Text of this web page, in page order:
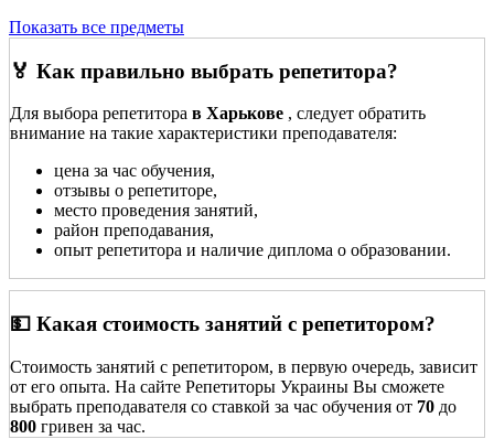
Показать все предметы
🏅 Как правильно выбрать репетитора?
Для выбора репетитора в Харькове , следует обратить
внимание на такие характеристики преподавателя:
цена за час обучения,
отзывы о репетиторе,
место проведения занятий,
район преподавания,
опыт репетитора и наличие диплома о образовании.
💵 Какая стоимость занятий с репетитором?
Стоимость занятий с репетитором, в первую очередь, зависит
от его опыта. На сайте Репетиторы Украины Вы сможете
выбрать преподавателя со ставкой за час обучения от 70 до
800 гривен за час.